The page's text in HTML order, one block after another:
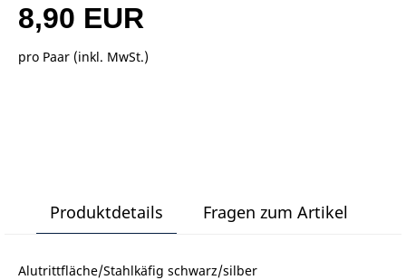
8,90 EUR
pro Paar (inkl. MwSt.)
Produktdetails Fragen zum Artikel
Alutrittfläche/Stahlkäfig schwarz/silber